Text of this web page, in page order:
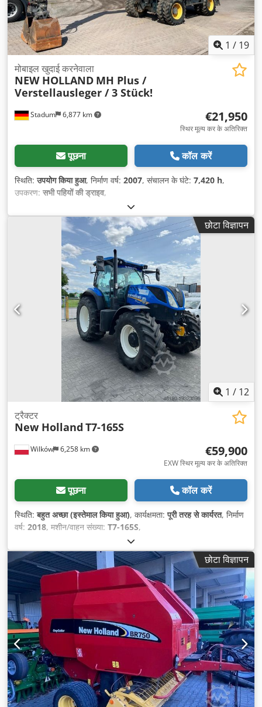
1 / 19
Stadum 6,877 km
मोबाइल खुदाई करनेवाला
NEW HOLLAND MH Plus /
Verstellausleger / 3 Stück!
€21,950
स्थिर मूल्य कर के अतिरिक्त
पूछना कॉल करें
स्थिति:उपयोग किया हुआ, निर्माण वर्ष: 2007, संचालन के घंटे: 7,420 h,
उपकरण: सभी पहियों की ड्राइव,
छोटा विज्ञापन
1 / 12
Wilków 6,258 km
ट्रैक्टर
New Holland T7-165S
€59,900
EXW स्थिर मूल्य कर के अतिरिक्त
पूछना कॉल करें
स्थिति:बहुत अच्छा (इस्तेमाल किया हुआ), कार्यक्षमता:पूरी तरह से कार्यरत, निर्माण
वर्ष: 2018, मशीन/वाहन संख्या: T7-165S,
छोटा विज्ञापन